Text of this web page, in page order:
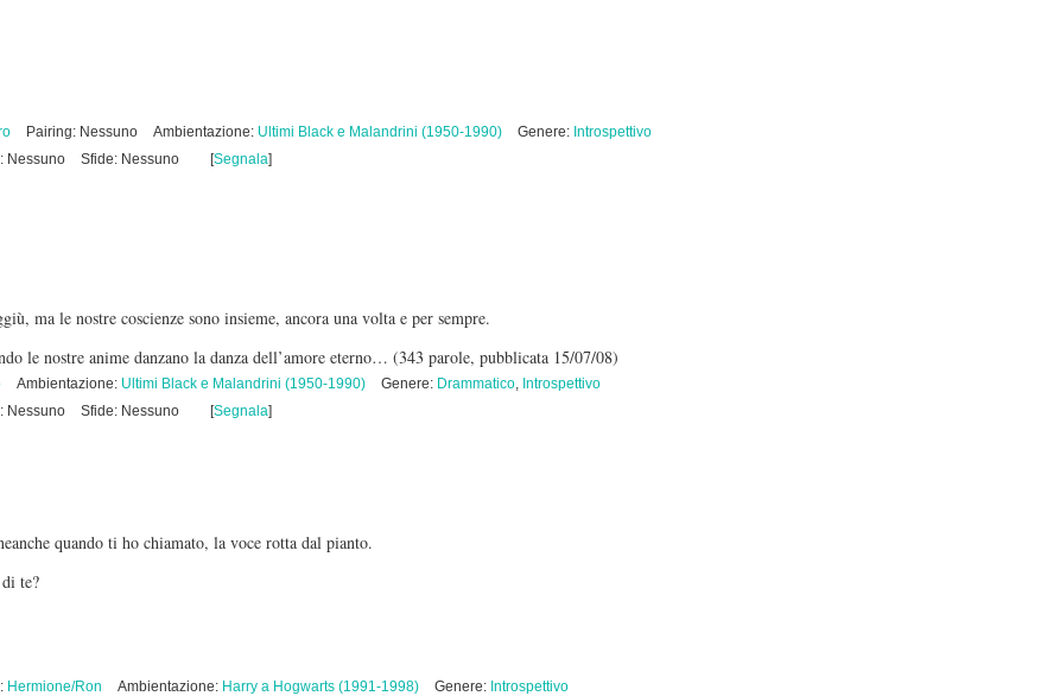
Pairing: Nessuno Ambientazione: Ultimi Black e Malandrini (1950-1990) Genere: Introspettivo
Nessuno Sfide: Nessuno [Segnala]
ma le nostre coscienze sono insieme, ancora una volta e per sempre.
le nostre anime danzano la danza dell’amore eterno… (343 parole, pubblicata 15/07/08)
Ambientazione: Ultimi Black e Malandrini (1950-1990) Genere: Drammatico, Introspettivo
Nessuno Sfide: Nessuno [Segnala]
quando ti ho chiamato, la voce rotta dal pianto.
te?
Hermione/Ron Ambientazione: Harry a Hogwarts (1991-1998) Genere: Introspettivo